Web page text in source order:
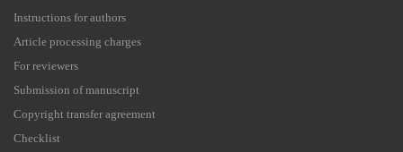
Instructions for authors
Article processing charges
For reviewers
Submission of manuscript
Copyright transfer agreement
Checklist